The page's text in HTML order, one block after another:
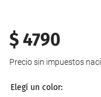
$4790
Precio sin impuestos